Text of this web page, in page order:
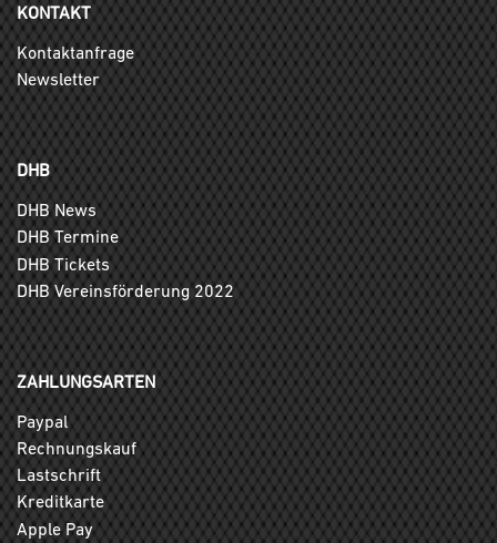
KONTAKT
Kontaktanfrage
Newsletter
DHB
DHB News
DHB Termine
DHB Tickets
DHB Vereinsförderung 2022
ZAHLUNGSARTEN
Paypal
Rechnungskauf
Lastschrift
Kreditkarte
Apple Pay